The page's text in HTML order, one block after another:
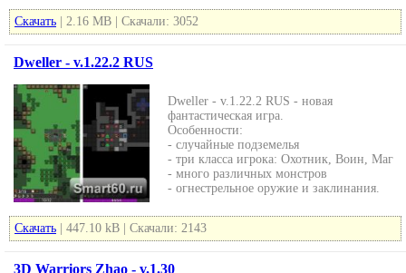
Скачать | 2.16 MB | Скачали: 3052
Dweller - v.1.22.2 RUS
Dweller - v.1.22.2 RUS - новая
фантастическая игра.
Особенности:
- случайные подземелья
- три класса игрока: Охотник, Воин, Маг
- много различных монстров
- огнестрельное оружие и заклинания.
Скачать | 447.10 kB | Скачали: 2143
3D Warriors Zhao - v.1.30